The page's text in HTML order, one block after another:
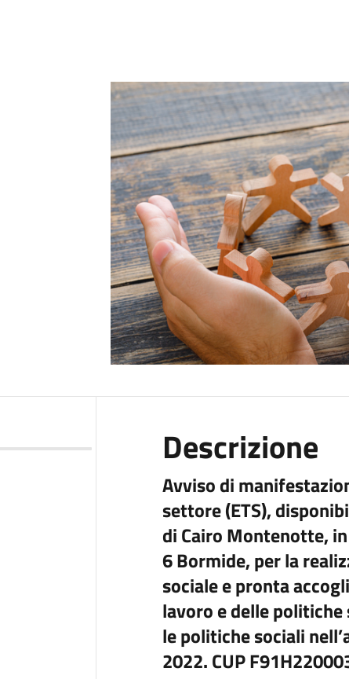
Descrizione
Avviso di
settore (ETS),
di Cairo Montenotte,
6 Bormide, per la
sociale e pronta
lavoro e delle politiche
le politiche sociali
2022. CUP